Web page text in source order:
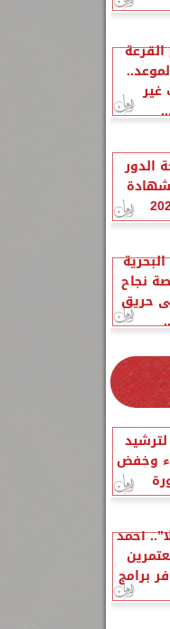
القرعة
غير
الدور
نجاح
حريق
وخفض
أحمد
برامج